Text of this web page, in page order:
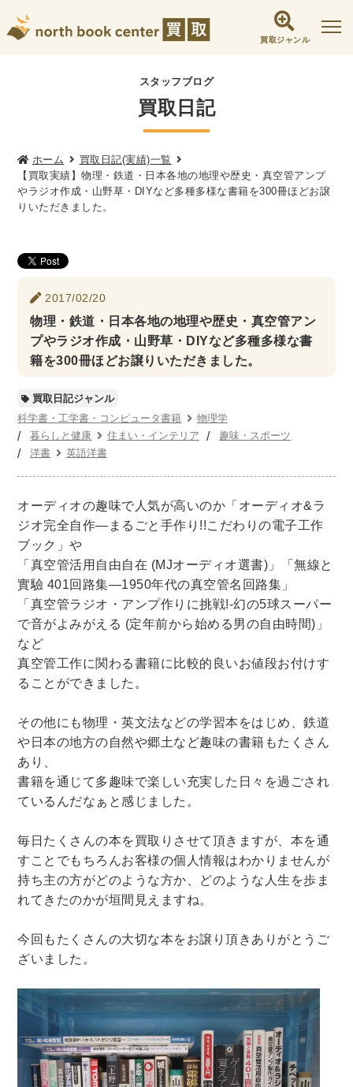
買取ジャンル
社会学書・人文書籍関係
哲学書・心理学・思想書
倫理学・道徳
文化人類学・民俗学
東洋哲学
現象学
西洋哲学 言語学 論理学
社会学
軍事・外交・国際関係
歴史書・地理
世界史 他歴史地理学
地図・地理・地域研究
経済書・経営書・ビジネス書
ビジネス書
マーケティング・セールス
金融・ファイナンス・投資
アート・建築・デザイン・音楽
書道
インテリアデザイン・建築デザイン
他建築・芸術
住宅建築
写真 ・絵画 ・美術
建築家・建設・建築構造
彫刻・工芸
日本の伝統文化
東洋の建築
楽譜・スコア・音楽書
理工書関係
科学書・工学書・コンピュータ書籍
宇宙学・天文学 工学書 数学書
海洋学
物理学
生物・バイオテクノロジー
農学
金属・鉱学
電気・通信
IT・テクノロジー・コンピュータ
エネルギー
他理工書
化学 地球科学・エコロジー
歯学書・歯科衛生士 看護学書
眼科学
針灸・漢方
リハビリテーション医学
伝統医学・東洋医学
基礎医学
整形外科学
スタッフブログ
買取日記
ホーム
買取日記(実績)一覧
【買取実績】物理・鉄道・日本各地の地理や歴史・真空管アンプ
やラジオ作成・山野草・DIYなど多種多様な書籍を300冊ほどお譲
りいただきました。
2017/02/20
物理・鉄道・日本各地の地理や歴史・真空管アン
プやラジオ作成・山野草・DIYなど多種多様な書
籍を300冊ほどお譲りいただきました。
買取日記ジャンル
科学書・工学書・コンピュータ書籍
物理学
暮らしと健康
住まい・インテリア
趣味・スポーツ
洋書
英語洋書
オーディオの趣味で人気が高いのか「オーディオ&ラ
ジオ完全自作―まるごと手作り!!こだわりの電子工作
ブック」や
「真空管活用自由自在 (MJオーディオ選書)」「無線と
實驗 401回路集―1950年代の真空管名回路集」
「真空管ラジオ・アンプ作りに挑戦!-幻の5球スーパー
で音がよみがえる (定年前から始める男の自由時間)」
など
真空管工作に関わる書籍に比較的良いお値段お付けす
ることができました。
その他にも物理・英文法などの学習本をはじめ、鉄道
や日本の地方の自然や郷土など趣味の書籍もたくさん
あり、
書籍を通じて多趣味で楽しい充実した日々を過ごされ
ているんだなぁと感じました。
毎日たくさんの本を買取りさせて頂きますが、本を通
すことでもちろんお客様の個人情報はわかりませんが
持ち主の方がどのような方か、どのような人生を歩ま
れてきたのかが垣間見えますね。
今回もたくさんの大切な本をお譲り頂きありがとうご
ざいました。